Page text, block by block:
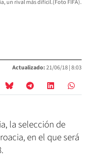
un rival más difícil.(Foto FIFA).
Actualizado:21/06/18 |8:03
la selección de
en el que será